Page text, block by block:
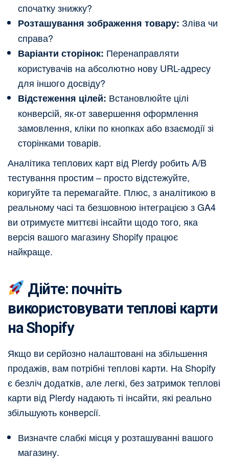
спочатку знижку?
Розташування зображення товару: Зліва чи
справа?
Варіанти сторінок: Перенаправляти
користувачів на абсолютно нову URL-адресу
для іншого досвіду?
Відстеження цілей: Встановлюйте цілі
конверсій, як-от завершення оформлення
замовлення, кліки по кнопках або взаємодії зі
сторінками товарів.
Аналітика теплових карт від Plerdy робить A/B
тестування простим – просто відстежуйте,
коригуйте та перемагайте. Плюс, з аналітикою в
реальному часі та безшовною інтеграцією з GA4
ви отримуєте миттєві інсайти щодо того, яка
версія вашого магазину Shopify працює
найкраще.
Дійте: почніть
використовувати теплові карти
на Shopify
Якщо ви серйозно налаштовані на збільшення
продажів, вам потрібні теплові карти. На Shopify
є безліч додатків, але легкі, без затримок теплові
карти від Plerdy надають ті інсайти, які реально
збільшують конверсії.
Визначте слабкі місця у розташуванні вашого
магазину.